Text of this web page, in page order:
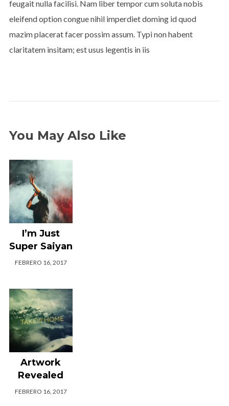
feugait nulla facilisi. Nam liber tempor cum soluta nobis
eleifend option congue nihil imperdiet doming id quod
mazim placerat facer possim assum. Typi non habent
claritatem insitam; est usus legentis in iis
You May Also Like
I’m Just
Super Saiyan
FEBRERO 16, 2017
Artwork
Revealed
FEBRERO 16, 2017